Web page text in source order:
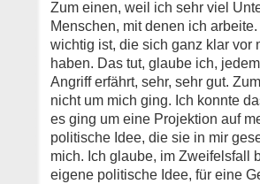
Zum einen, weil ich sehr viel
Menschen, mit denen ich
wichtig ist, die sich ganz klar vor
haben. Das tut, glaube ich,
Angriff erfährt, sehr, sehr gut.
nicht um mich ging. Ich konnte
es ging um eine Projektion auf
politische Idee, die sie in mir
mich. Ich glaube, im Zweifelsfall
eigene politische Idee, für eine